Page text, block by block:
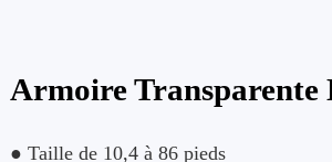
Armoire Transparente
● Taille de 10,4 à 86 pieds